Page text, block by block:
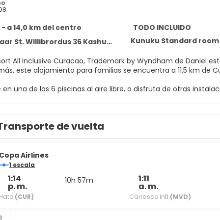
a 14,0 km del centro
TODO INCLUIDO
St. Willibrordus 36 Kashutuin, Daniel
Kunuku Standard room
All Inclusive Curacao, Trademark by Wyndham de Daniel
Además, este alojamiento para familias se encuentra a 11,5 km
una de las 6 piscinas al aire libre, o disfruta de otras
como en tu propia casa en cualquiera de las 213
balcón o patio con mobiliario. La conexión wifi gratis te
Kunuku's Restaurant, cuya especialidad es la cocina local
quieres algo más ligero o una buena merienda, también
atención multilingüe y consigna de equipaje a tu
de vuelta
Copa Airlines
1 escala
1:14
p. m.
Hato (CUR)
10h 57m 1:11
a. m.
Carrasco Intl (MVD)